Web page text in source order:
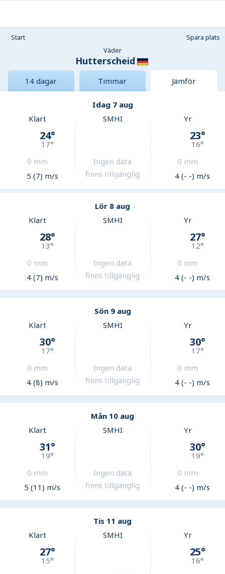
Start
Spara plats
Väder
Hutterscheid
14 dagar Timmar Jämför
Idag 7 aug
Klart
24°
17°
0 mm
5 (7) m/s
SMHI
Ingen data
finns tillgänglig
Yr
23°
16°
0 mm
4 (- -) m/s
Lör 8 aug
Klart
28°
13°
0 mm
4 (7) m/s
SMHI
Ingen data
finns tillgänglig
Yr
27°
12°
0 mm
4 (- -) m/s
Sön 9 aug
Klart
30°
17°
0 mm
4 (8) m/s
SMHI
Ingen data
finns tillgänglig
Yr
30°
17°
0 mm
4 (- -) m/s
Mån 10 aug
Klart
31°
19°
0 mm
5 (11) m/s
SMHI
Ingen data
finns tillgänglig
Yr
30°
19°
0 mm
4 (- -) m/s
Tis 11 aug
Klart
27°
15°
SMHI Yr
25°
16°